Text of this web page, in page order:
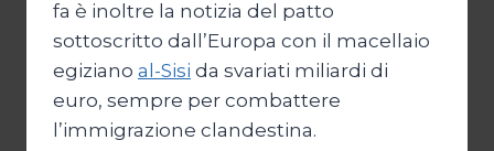
fa è inoltre la notizia del patto
sottoscritto dall’Europa con il macellaio
egiziano al-Sisi da svariati miliardi di
euro, sempre per combattere
l’immigrazione clandestina.